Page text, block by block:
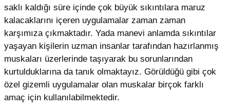
saklı kaldığı süre içinde çok büyük sıkıntılara maruz
kalacaklarını içeren uygulamalar zaman zaman
karşımıza çıkmaktadır. Yada manevi anlamda sıkıntılar
yaşayan kişilerin uzman insanlar tarafından hazırlanmış
muskaları üzerlerinde taşıyarak bu sorunlarından
kurtulduklarına da tanık olmaktayız. Görüldüğü gibi çok
özel gizemli uygulamalar olan muskalar birçok farklı
amaç için kullanılabilmektedir.